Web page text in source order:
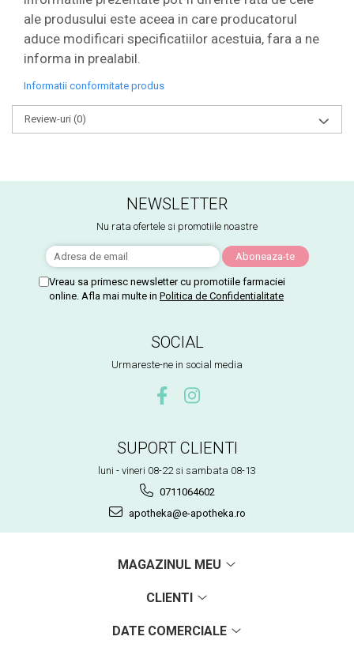
ale produsului este aceea in care producatorul
aduce modificari specificatiilor acestuia, fara a ne
informa in prealabil.
Informatii conformitate produs
Review-uri (0)
NEWSLETTER
Nu rata ofertele si promotiile noastre
Vreau sa primesc newsletter cu promotiile farmaciei
online. Afla mai multe in Politica de Confidentialitate
SOCIAL
Urmareste-ne in social media
SUPORT CLIENTI
luni - vineri 08-22 si sambata 08-13
0711064602
apotheka@e-apotheka.ro
MAGAZINUL MEU
CLIENTI
DATE COMERCIALE